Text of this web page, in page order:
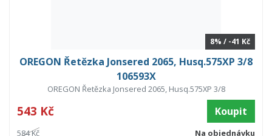
8% / -41 Kč
OREGON Řetězka Jonsered 2065, Husq.575XP 3/8
106593X
OREGON Řetězka Jonsered 2065, Husq.575XP 3/8
543 Kč Koupit
584 Kč Na objednávku